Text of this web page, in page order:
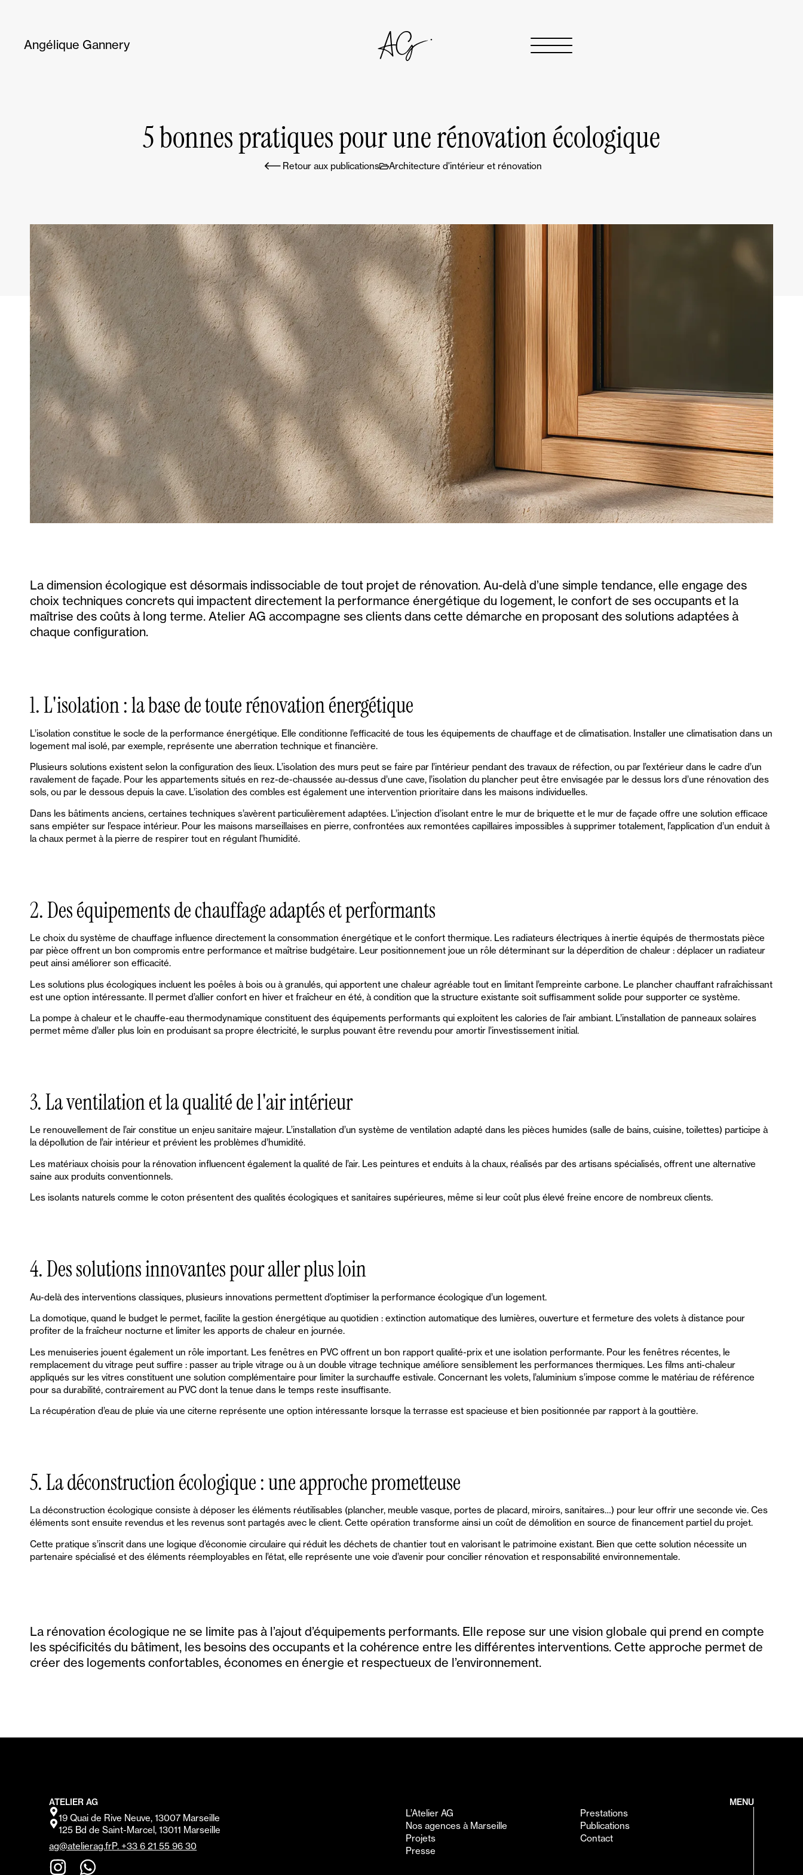
Angélique Gannery
5 bonnes pratiques pour une rénovation écologique
Retour aux publications Architecture d'intérieur et rénovation
La dimension écologique est désormais indissociable de tout projet de rénovation. Au-delà d’une simple tendance, elle engage des
choix techniques concrets qui impactent directement la performance énergétique du logement, le confort de ses occupants et la
maîtrise des coûts à long terme. Atelier AG accompagne ses clients dans cette démarche en proposant des solutions adaptées à
chaque configuration.
1. L'isolation : la base de toute rénovation énergétique
L’isolation constitue le socle de la performance énergétique. Elle conditionne l’efficacité de tous les équipements de chauffage et de climatisation. Installer une climatisation dans un
logement mal isolé, par exemple, représente une aberration technique et financière.
Plusieurs solutions existent selon la configuration des lieux. L’isolation des murs peut se faire par l’intérieur pendant des travaux de réfection, ou par l’extérieur dans le cadre d’un
ravalement de façade. Pour les appartements situés en rez-de-chaussée au-dessus d’une cave, l’isolation du plancher peut être envisagée par le dessus lors d’une rénovation des
sols, ou par le dessous depuis la cave. L’isolation des combles est également une intervention prioritaire dans les maisons individuelles.
Dans les bâtiments anciens, certaines techniques s’avèrent particulièrement adaptées. L’injection d’isolant entre le mur de briquette et le mur de façade offre une solution efficace
sans empiéter sur l’espace intérieur. Pour les maisons marseillaises en pierre, confrontées aux remontées capillaires impossibles à supprimer totalement, l’application d’un enduit à
la chaux permet à la pierre de respirer tout en régulant l’humidité.
2. Des équipements de chauffage adaptés et performants
Le choix du système de chauffage influence directement la consommation énergétique et le confort thermique. Les radiateurs électriques à inertie équipés de thermostats pièce
par pièce offrent un bon compromis entre performance et maîtrise budgétaire. Leur positionnement joue un rôle déterminant sur la déperdition de chaleur : déplacer un radiateur
peut ainsi améliorer son efficacité.
Les solutions plus écologiques incluent les poêles à bois ou à granulés, qui apportent une chaleur agréable tout en limitant l’empreinte carbone. Le plancher chauffant rafraîchissant
est une option intéressante. Il permet d’allier confort en hiver et fraîcheur en été, à condition que la structure existante soit suffisamment solide pour supporter ce système.
La pompe à chaleur et le chauffe-eau thermodynamique constituent des équipements performants qui exploitent les calories de l’air ambiant. L’installation de panneaux solaires
permet même d’aller plus loin en produisant sa propre électricité, le surplus pouvant être revendu pour amortir l’investissement initial.
3. La ventilation et la qualité de l'air intérieur
Le renouvellement de l’air constitue un enjeu sanitaire majeur. L’installation d’un système de ventilation adapté dans les pièces humides (salle de bains, cuisine, toilettes) participe à
la dépollution de l’air intérieur et prévient les problèmes d’humidité.
Les matériaux choisis pour la rénovation influencent également la qualité de l’air. Les peintures et enduits à la chaux, réalisés par des artisans spécialisés, offrent une alternative
saine aux produits conventionnels.
Les isolants naturels comme le coton présentent des qualités écologiques et sanitaires supérieures, même si leur coût plus élevé freine encore de nombreux clients.
4. Des solutions innovantes pour aller plus loin
Au-delà des interventions classiques, plusieurs innovations permettent d’optimiser la performance écologique d’un logement.
La domotique, quand le budget le permet, facilite la gestion énergétique au quotidien : extinction automatique des lumières, ouverture et fermeture des volets à distance pour
profiter de la fraîcheur nocturne et limiter les apports de chaleur en journée.
Les menuiseries jouent également un rôle important. Les fenêtres en PVC offrent un bon rapport qualité-prix et une isolation performante. Pour les fenêtres récentes, le
remplacement du vitrage peut suffire : passer au triple vitrage ou à un double vitrage technique améliore sensiblement les performances thermiques. Les films anti-chaleur
appliqués sur les vitres constituent une solution complémentaire pour limiter la surchauffe estivale. Concernant les volets, l’aluminium s’impose comme le matériau de référence
pour sa durabilité, contrairement au PVC dont la tenue dans le temps reste insuffisante.
La récupération d’eau de pluie via une citerne représente une option intéressante lorsque la terrasse est spacieuse et bien positionnée par rapport à la gouttière.
5. La déconstruction écologique : une approche prometteuse
La déconstruction écologique consiste à déposer les éléments réutilisables (plancher, meuble vasque, portes de placard, miroirs, sanitaires…) pour leur offrir une seconde vie. Ces
éléments sont ensuite revendus et les revenus sont partagés avec le client. Cette opération transforme ainsi un coût de démolition en source de financement partiel du projet.
Cette pratique s’inscrit dans une logique d’économie circulaire qui réduit les déchets de chantier tout en valorisant le patrimoine existant. Bien que cette solution nécessite un
partenaire spécialisé et des éléments réemployables en l’état, elle représente une voie d’avenir pour concilier rénovation et responsabilité environnementale.
La rénovation écologique ne se limite pas à l’ajout d’équipements performants. Elle repose sur une vision globale qui prend en compte
les spécificités du bâtiment, les besoins des occupants et la cohérence entre les différentes interventions. Cette approche permet de
créer des logements confortables, économes en énergie et respectueux de l’environnement.
ATELIER AG
19 Quai de Rive Neuve, 13007 Marseille
125 Bd de Saint-Marcel, 13011 Marseille
ag@atelierag.frP. +33 6 21 55 96 30
MENU
L’Atelier AG
Nos agences à Marseille
Projets
Presse
Prestations
Publications
Contact